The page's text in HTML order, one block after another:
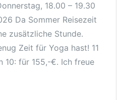
18.00 – 19.30
Da Sommer Reisezeit
zusätzliche Stunde.
Zeit für Yoga hast! 11
10: für 155,-€. Ich freue